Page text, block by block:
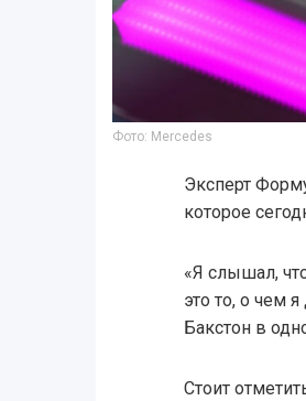
Фото: Mercedes
Эксперт
которое
«Я слышал,
это то, о чем
Бакстон в
Стоит